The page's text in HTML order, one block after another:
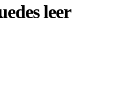
leer